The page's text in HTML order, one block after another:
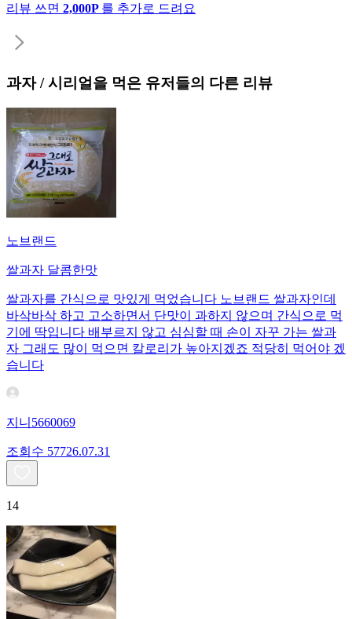
리뷰 쓰면 2,000P 를 추가로 드려요
과자 / 시리얼을 먹은 유저들의 다른 리뷰
노브랜드
쌀과자 달콤한맛
쌀과자를 간식으로 맛있게 먹었습니다 노브랜드 쌀과자인데
바삭바삭 하고 고소하면서 단맛이 과하지 않으며 간식으로 먹
기에 딱입니다 배부르지 않고 심심할 때 손이 자꾸 가는 쌀과
자 그래도 많이 먹으면 칼로리가 높아지겠죠 적당히 먹어야 겠
습니다
지니5660069
조회수 57726.07.31
14